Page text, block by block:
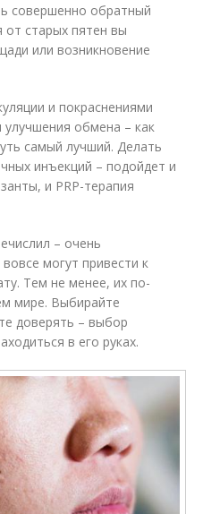
совершенно обратный
старых пятен вы
или возникновение
и покраснениями
обмена – как
самый лучший. Делать
инъекций – подойдет и
и PRP-терапия
– очень
могут привести к
Тем не менее, их по-
мире. Выбирайте
доверять – выбор
в его руках.